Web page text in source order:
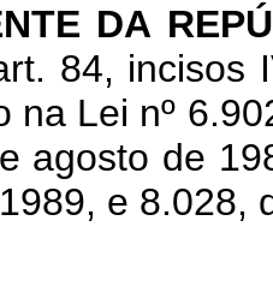
DA
84, incisos
na Lei nº
agosto de
e 8.028,